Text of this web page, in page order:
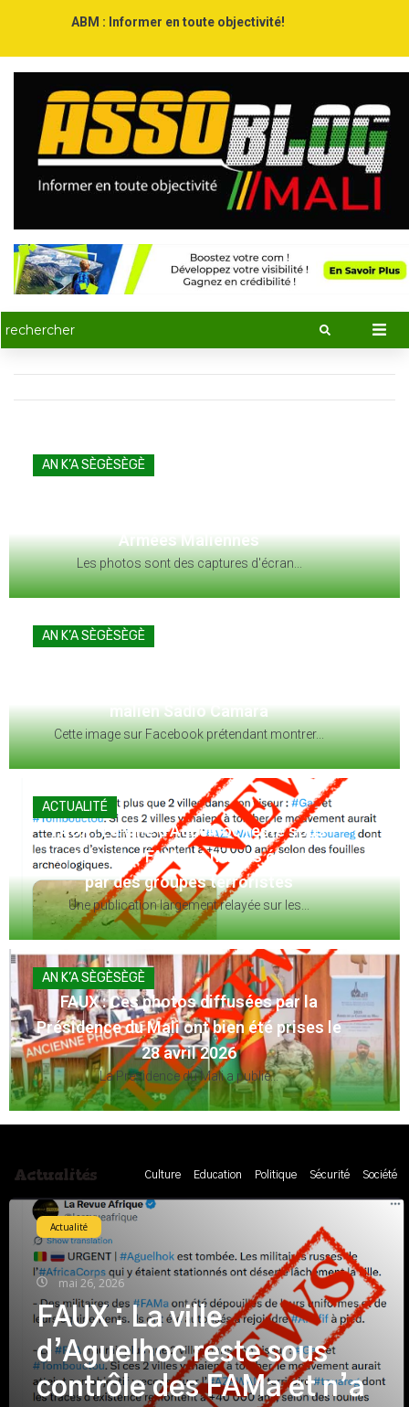
ABM : Informer en toute objectivité!
ACTUALITÉ
Présidence de la République du Niger
Le ministre nigérien des Affaires étrangères...
ACTUALITÉ
malienne en mars 2026
Cette image montre l’intervention de l’armée...
ACTUALITÉ
FAUX : Le Maroc n’a pas quitté le terrain
lors de la finale Éthiopie 1976 face à la
Guinée
L'ancien international guinéen, Ismaël Sylla, alias...
ACTUALITÉ
HORS CONTEXTE : Cette vidéo de retrait
de caméras de surveillance par les
officiels israéliens ne date pas de 2026
Cette vidéo montre la police israélienne...
Actualités Culture Education Politique Sécurité Société
Actualité
mai 26, 2026
FAUX : La ville
d’Aguelhoc reste sous
contrôle des FAMa et n’a